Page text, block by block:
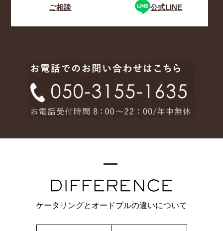
ご相談 公式LINE
ケータリングとオードブルの違いについて